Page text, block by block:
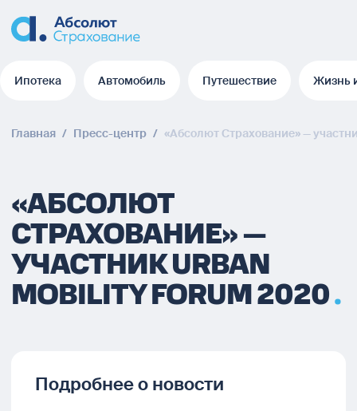
Ипотека Автомобиль Путешествие Жизнь
Главная / Пресс-центр / «Абсолют Страхование» —
«АБСОЛЮТ
СТРАХОВАНИЕ» —
УЧАСТНИК URBAN
MOBILITY FORUM 2020
Подробнее о новости